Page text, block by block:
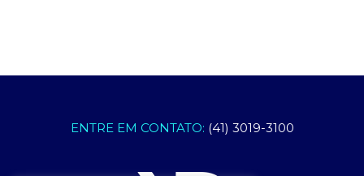
ENTRE EM CONTATO: (41) 3019-3100